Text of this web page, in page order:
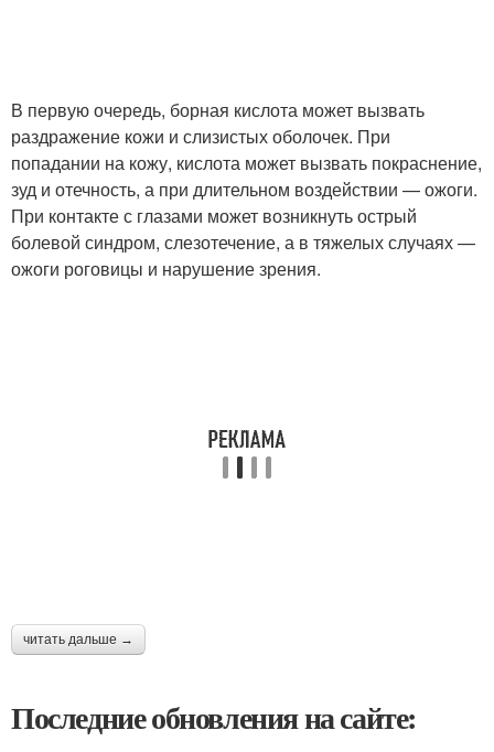
В первую очередь, борная кислота может вызвать
раздражение кожи и слизистых оболочек. При
попадании на кожу, кислота может вызвать покраснение,
зуд и отечность, а при длительном воздействии — ожоги.
При контакте с глазами может возникнуть острый
болевой синдром, слезотечение, а в тяжелых случаях —
ожоги роговицы и нарушение зрения.
читать дальше →
Последние обновления на сайте: